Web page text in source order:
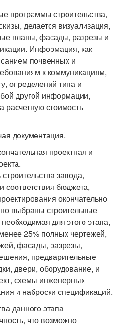
программы строительства,
делается визуализация,
планы, фасады, разрезы и
Информация, как
почвенных и
к коммуникациям,
определений типа и
другой информации,
расчетную стоимость
документация.
проектная и
завода,
соответствия бюджета,
окончательно
выбраны строительные
для этого этапа,
25% полных чертежей,
фасады, разрезы,
предварительные
двери, оборудование, и
схемы инженерных
и наброски спецификаций.
данного этапа
что возможно